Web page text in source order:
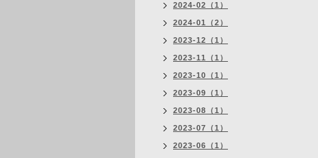
2024-02（1）
2024-01（2）
2023-12（1）
2023-11（1）
2023-10（1）
2023-09（1）
2023-08（1）
2023-07（1）
2023-06（1）